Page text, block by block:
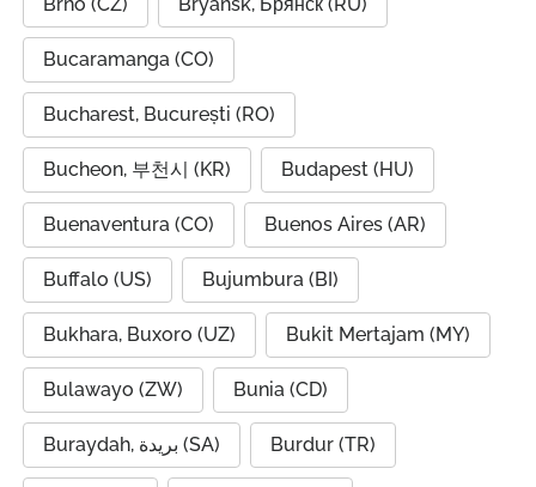
Bucaramanga (CO)
Bucharest, București (RO)
Bucheon, 부천시 (KR) Budapest (HU)
Buenaventura (CO) Buenos Aires (AR)
Buffalo (US) Bujumbura (BI)
Bukhara, Buxoro (UZ) Bukit Mertajam (MY)
Bulawayo (ZW) Bunia (CD)
Buraydah, بريدة (SA) Burdur (TR)